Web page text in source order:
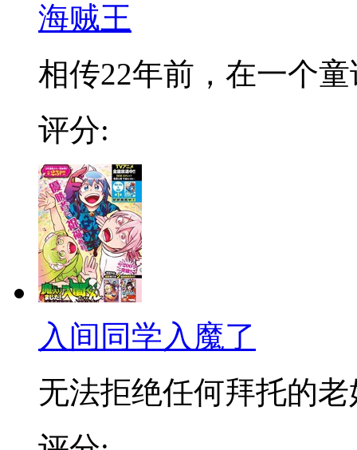
海贼王
相传22年前，在一个
评分:
入间同学入魔了
无法拒绝任何拜托的老